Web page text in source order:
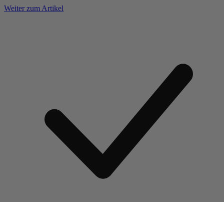
Weiter zum Artikel